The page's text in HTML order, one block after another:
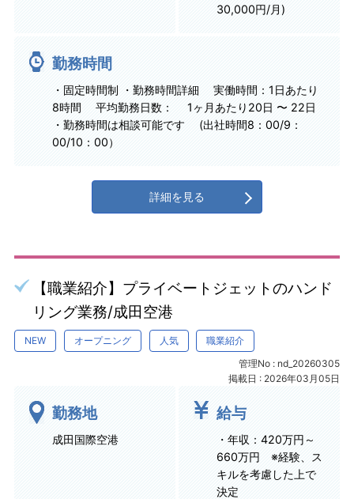
30,000円/月)
勤務時間
・固定時間制 ・勤務時間詳細 実働時間：1日あたり
8時間 平均勤務日数： 1ヶ月あたり20日 〜 22日
・勤務時間は相談可能です (出社時間8：00/9：
00/10：00）
詳細を見る
【職業紹介】プライベートジェットのハンド
リング業務/成田空港
NEW オープニング 人気
職業紹介
管理No : nd_20260305
掲載日 : 2026年03月05日
勤務地
成田国際空港
給与
・年収：420万円～
660万円 ※経験、ス
キルを考慮した上で
決定